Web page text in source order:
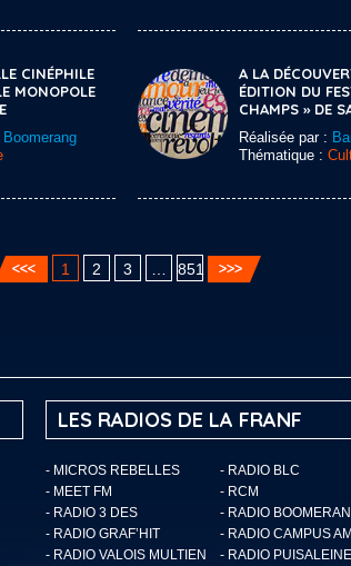
CINÉPHILE
MONOPOLE
Boomerang
A LA
ÉDITION DU
CHAMPS » DE
Réalisée par :
Thématique :
1 2 3 851
LES RADIOS DE LA FRANF
- MICROS REBELLES
- RADIO BLC
- MEET FM
- RCM
- RADIO 3 DES
- RADIO
- RADIO GRAF’HIT
- RADIO CAMPUS
- RADIO VALOIS MULTIEN
- RADIO PUISALEINE